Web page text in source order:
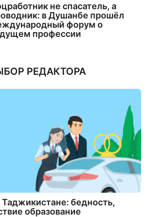
не спасатель, а
в Душанбе прошёл
форум о
профессии
РЕДАКТОРА
Таджикистане: бедность,
образование